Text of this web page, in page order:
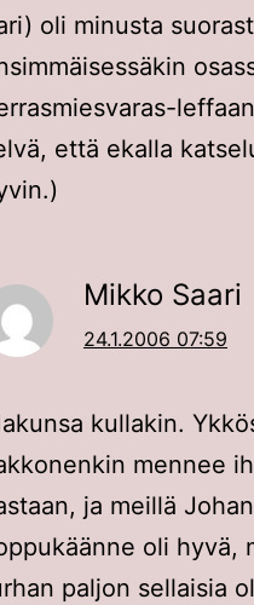
oli minusta
että ekalla
Mikko Saari
24.1.2006 07:59
kullakin.
mennee
ja meillä
oli hyvä,
paljon sellaisia